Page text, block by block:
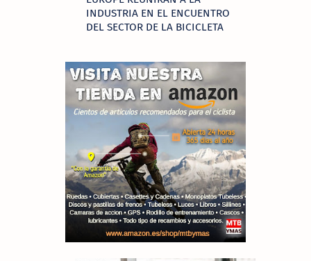
INDUSTRIA EN EL ENCUENTRO
DEL SECTOR DE LA BICICLETA